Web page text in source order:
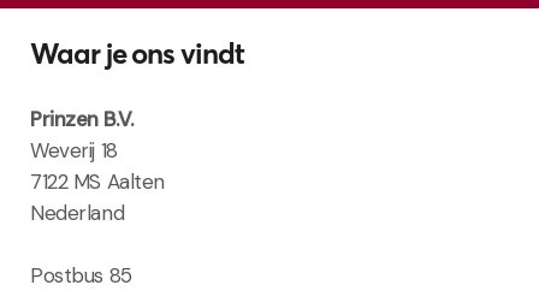
Waar je ons vindt
Prinzen B.V.
Weverij 18
7122 MS Aalten
Nederland
Postbus 85